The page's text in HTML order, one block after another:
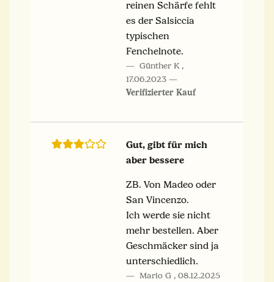
reinen Schärfe fehlt
es der Salsiccia
typischen
Fenchelnote.
Günther K ,
17.06.2023
Verifizierter Kauf
Gut, gibt für mich
aber bessere
ZB. Von Madeo oder
San Vincenzo.
Ich werde sie nicht
mehr bestellen. Aber
Geschmäcker sind ja
unterschiedlich.
Mario G , 08.12.2025